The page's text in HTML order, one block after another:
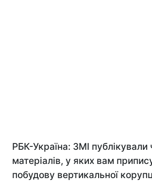
РБК-Україна: ЗМІ
матеріалів, у яких вам
побудову вертикальної